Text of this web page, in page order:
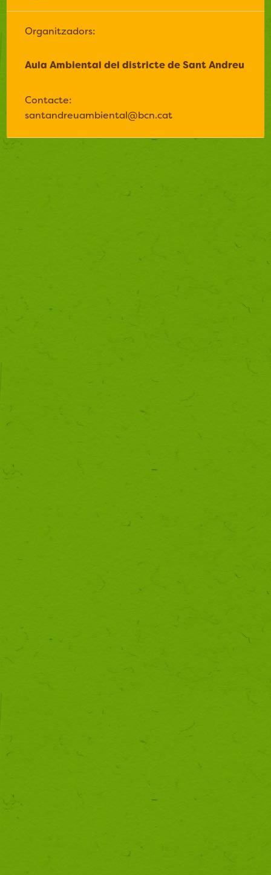
Organitzadors:
Aula Ambiental del districte de Sant Andreu
Contacte:
santandreuambiental@bcn.cat